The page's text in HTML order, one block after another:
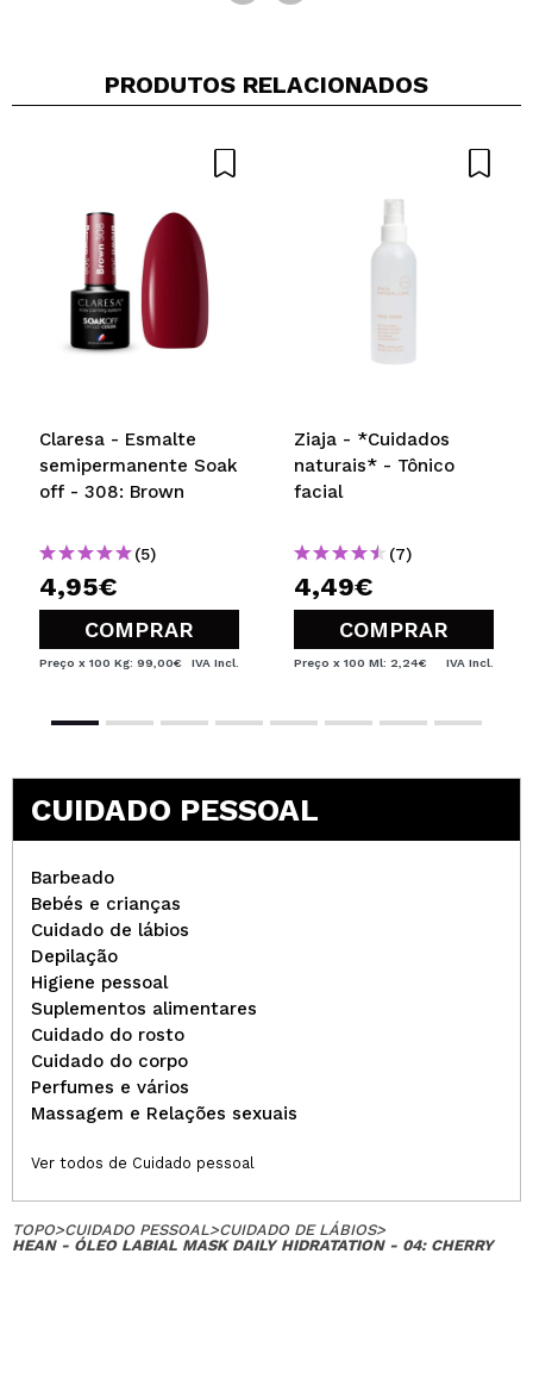
PRODUTOS RELACIONADOS
Claresa - Esmalte
semipermanente Soak
off - 308: Brown
(5)
4,95€
COMPRAR
Preço x 100 Kg: 99,00€ IVA Incl.
Ziaja - *Cuidados
naturais* - Tônico
facial
(7)
4,49€
COMPRAR
Preço x 100 Ml: 2,24€ IVA Incl.
CUIDADO PESSOAL
Barbeado
Bebés e crianças
Cuidado de lábios
Depilação
Higiene pessoal
Suplementos alimentares
Cuidado do rosto
Cuidado do corpo
Perfumes e vários
Massagem e Relações sexuais
Ver todos de Cuidado pessoal
TOPO>CUIDADO PESSOAL>CUIDADO DE LÁBIOS>
HEAN - ÓLEO LABIAL MASK DAILY HIDRATATION - 04: CHERRY